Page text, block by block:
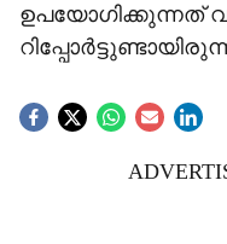
ഉപയോഗിക്കുന്നത്